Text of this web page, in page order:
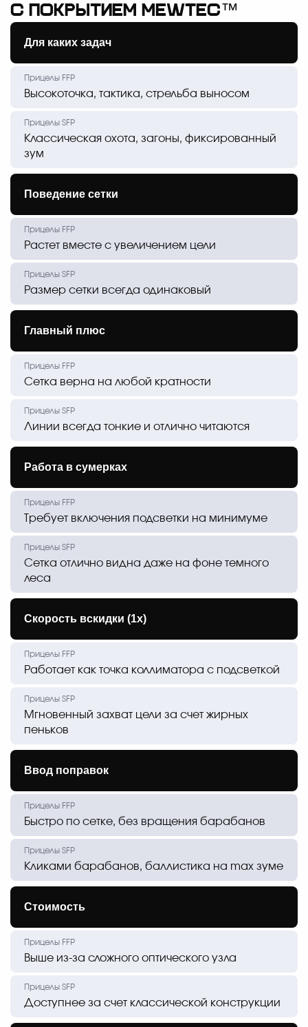
с покрытием MewTec™
Для каких задач
Высокоточка, тактика, стрельба выносом
Классическая охота, загоны, фиксированный
зум
Поведение сетки
Растет вместе с увеличением цели
Размер сетки всегда одинаковый
Главный плюс
Сетка верна на любой кратности
Линии всегда тонкие и отлично читаются
Работа в сумерках
Требует включения подсветки на минимуме
Сетка отлично видна даже на фоне темного
леса
Скорость вскидки (1х)
Работает как точка коллиматора с подсветкой
Мгновенный захват цели за счет жирных
пеньков
Ввод поправок
Быстро по сетке, без вращения барабанов
Кликами барабанов, баллистика на max зуме
Стоимость
Выше из-за сложного оптического узла
Доступнее за счет классической конструкции